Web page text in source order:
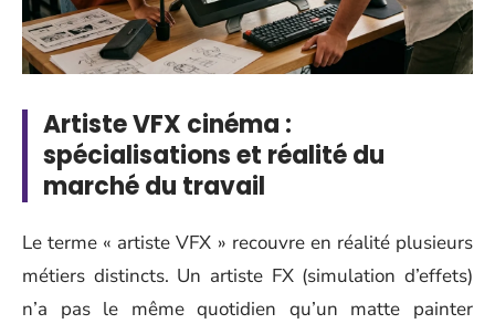
Artiste VFX cinéma :
spécialisations et réalité du
marché du travail
Le terme « artiste VFX » recouvre en réalité plusieurs
métiers distincts. Un artiste FX (simulation d’effets)
n’a pas le même quotidien qu’un matte painter